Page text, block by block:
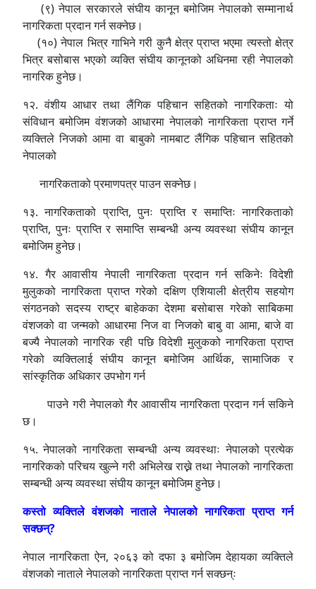
(९) नेपाल सरकारले संघीय कानून बमोजिम नेपालको सम्मानार्थ
नागरिकता प्रदान गर्न सक्नेछ।
(१०) नेपाल भित्र गाभिने गरी कुनै क्षेत्र प्राप्त भएमा त्यस्तो क्षेत्र
भित्र बसोबास भएको व्यक्ति संघीय कानूनको अधिनमा रही नेपालको
नागरिक हुनेछ।
१२. वंशीय आधार तथा लैंगिक पहिचान सहितको नागरिकताः यो
संविधान बमोजिम वंशजको आधारमा नेपालको नागरिकता प्राप्त गर्ने
व्यक्तिले निजको आमा वा बाबुको नामबाट लैंगिक पहिचान सहितको
नेपालको
नागरिकताको प्रमाणपत्र पाउन सक्नेछ।
१३. नागरिकताको प्राप्ति, पुनः प्राप्ति र समाप्तिः नागरिकताको
प्राप्ति, पुनः प्राप्ति र समाप्ति सम्बन्धी अन्य व्यवस्था संघीय कानून
बमोजिम हुनेछ।
१४. गैर आवासीय नेपाली नागरिकता प्रदान गर्न सकिनेः विदेशी
मुलुकको नागरिकता प्राप्त गरेको दक्षिण एशियाली क्षेत्रीय सहयोग
संगठनको सदस्य राष्ट्र बाहेकका देशमा बसोबास गरेको साबिकमा
वंशजको वा जन्मको आधारमा निज वा निजको बाबु वा आमा, बाजे वा
बज्यै नेपालको नागरिक रही पछि विदेशी मुलुकको नागरिकता प्राप्त
गरेको व्यक्तिलाई संघीय कानून बमोजिम आर्थिक, सामाजिक र
सांस्कृतिक अधिकार उपभोग गर्न
पाउने गरी नेपालको गैर आवासीय नागरिकता प्रदान गर्न सकिने
छ।
१५. नेपालको नागरिकता सम्बन्धी अन्य व्यवस्थाः नेपालको प्रत्येक
नागरिकको परिचय खुल्ने गरी अभिलेख राख्ने तथा नेपालको नागरिकता
सम्बन्धी अन्य व्यवस्था संघीय कानून बमोजिम हुनेछ।
कस्तो व्यक्तिले वंशजको नाताले नेपालको नागरिकता प्राप्त गर्न
सक्छन्?
नेपाल नागरिकता ऐन, २०६३ को दफा ३ बमोजिम देहायका व्यक्तिले
वंशजको नाताले नेपालको नागरिकता प्राप्त गर्न सक्छन्ः